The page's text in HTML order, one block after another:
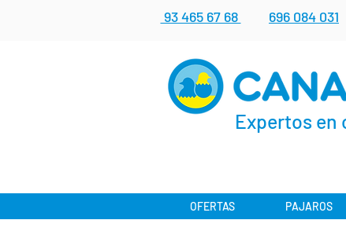
93 465 67 68 696 084 031
Expertos en
OFERTAS PAJAROS